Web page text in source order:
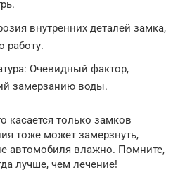
внутренних деталей замка,
работу.
Очевидный фактор,
замерзанию воды.
касается только замков
тоже может замерзнуть,
автомобиля влажно. Помните,
лучше, чем лечение!